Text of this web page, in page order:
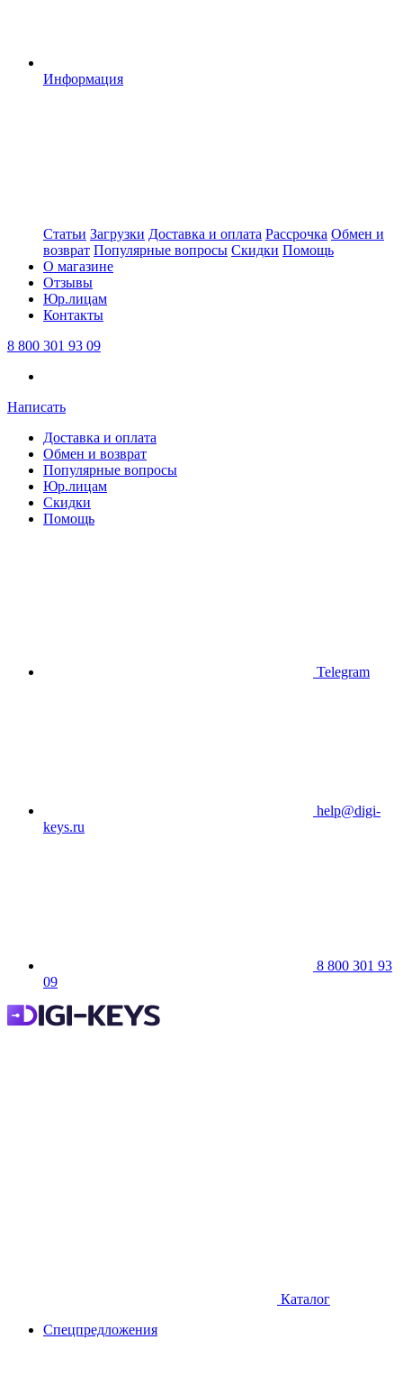
Информация
Статьи Загрузки Доставка и оплата Рассрочка Обмен и
возврат Популярные вопросы Скидки Помощь
О магазине
Отзывы
Юр.лицам
Контакты
8 800 301 93 09
Написать
Доставка и оплата
Обмен и возврат
Популярные вопросы
Юр.лицам
Скидки
Помощь
Telegram
help@digi-
keys.ru
8 800 301 93
09
Каталог
Спецпредложения